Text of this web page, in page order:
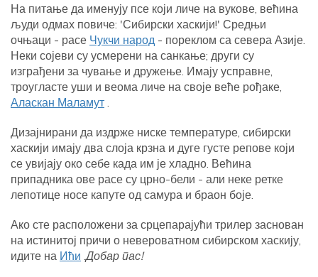
На питање да именују псе који личе на вукове, већина
људи одмах повиче: 'Сибирски хаскији!' Средњи
очњаци - расе Чукчи народ - пореклом са севера Азије.
Неки сојеви су усмерени на санкање; други су
изграђени за чување и дружење. Имају усправне,
троугласте уши и веома личе на своје веће рођаке,
Аласкан Маламут
Дизајнирани да издрже ниске температуре, сибирски
хаскији имају два слоја крзна и дуге густе репове који
се увијају око себе када им је хладно. Већина
припадника ове расе су црно-бели - али неке ретке
лепотице носе капуте од самура и браон боје.
Ако сте расположени за срцепарајући трилер заснован
на истинитој причи о невероватном сибирском хаскију,
идите на Ићи .Добар пас!